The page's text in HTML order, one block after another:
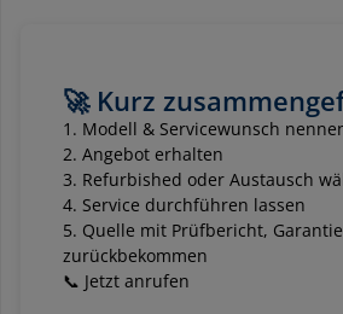
🚀 Kurz
Modell & Servicewunsch
Angebot erhalten
Refurbished oder Austausch
Service durchführen lassen
Quelle mit Prüfbericht,
zurückbekommen
📞 Jetzt anrufen